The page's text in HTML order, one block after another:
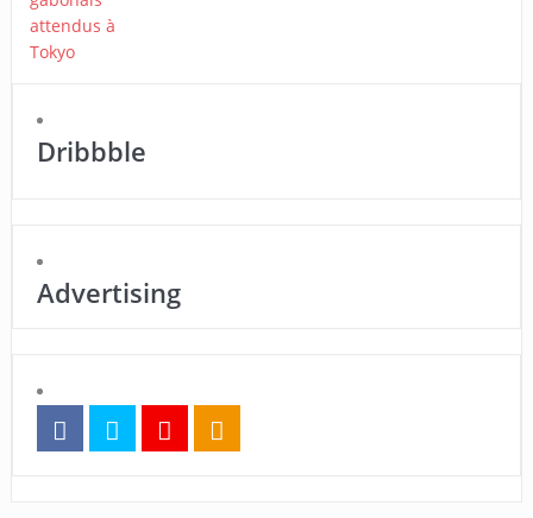
Dribbble
Advertising